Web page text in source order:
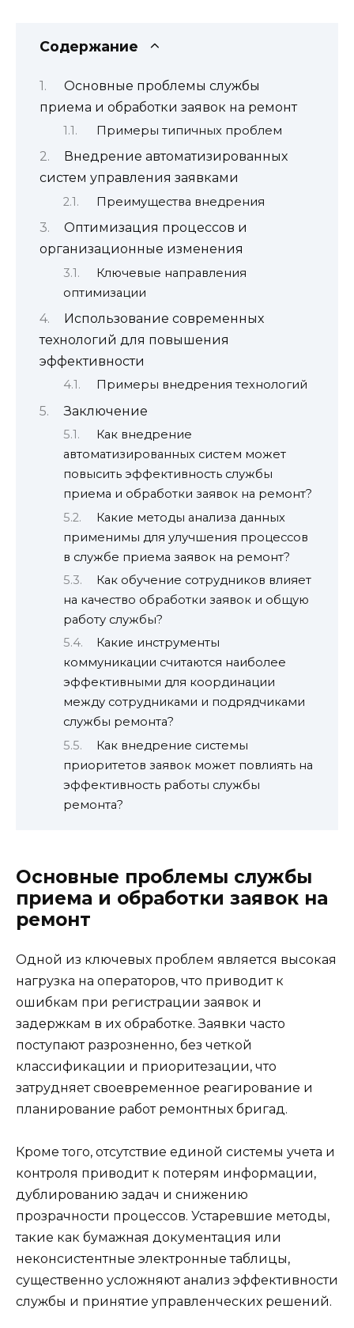
Содержание
Основные проблемы службы
приема и обработки заявок на ремонт
Примеры типичных проблем
Внедрение автоматизированных
систем управления заявками
Преимущества внедрения
Оптимизация процессов и
организационные изменения
Ключевые направления
оптимизации
Использование современных
технологий для повышения
эффективности
Примеры внедрения технологий
Заключение
Как внедрение
автоматизированных систем может
повысить эффективность службы
приема и обработки заявок на ремонт?
Какие методы анализа данных
применимы для улучшения процессов
в службе приема заявок на ремонт?
Как обучение сотрудников влияет
на качество обработки заявок и общую
работу службы?
Какие инструменты
коммуникации считаются наиболее
эффективными для координации
между сотрудниками и подрядчиками
службы ремонта?
Как внедрение системы
приоритетов заявок может повлиять на
эффективность работы службы
ремонта?
Основные проблемы службы
приема и обработки заявок на
ремонт
Одной из ключевых проблем является высокая
нагрузка на операторов, что приводит к
ошибкам при регистрации заявок и
задержкам в их обработке. Заявки часто
поступают разрозненно, без четкой
классификации и приоритезации, что
затрудняет своевременное реагирование и
планирование работ ремонтных бригад.
Кроме того, отсутствие единой системы учета и
контроля приводит к потерям информации,
дублированию задач и снижению
прозрачности процессов. Устаревшие методы,
такие как бумажная документация или
неконсистентные электронные таблицы,
существенно усложняют анализ эффективности
службы и принятие управленческих решений.